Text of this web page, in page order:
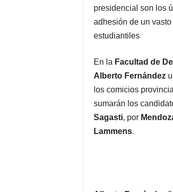
presidencial son los
adhesión de un
estudiantiles
En la Facultad de
Alberto Fernández
los comicios
sumarán los
Sagasti, por
Lammens.